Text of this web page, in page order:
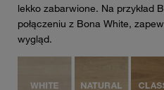
lekko zabarwione. Na przykład
połączeniu z Bona White,
wygląd.